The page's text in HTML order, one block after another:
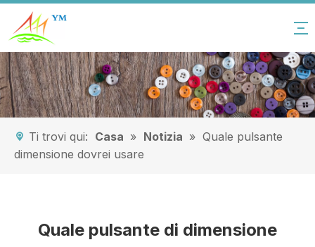
Ti trovi qui: Casa » Notizia » Quale pulsante
dimensione dovrei usare
Quale pulsante di dimensione